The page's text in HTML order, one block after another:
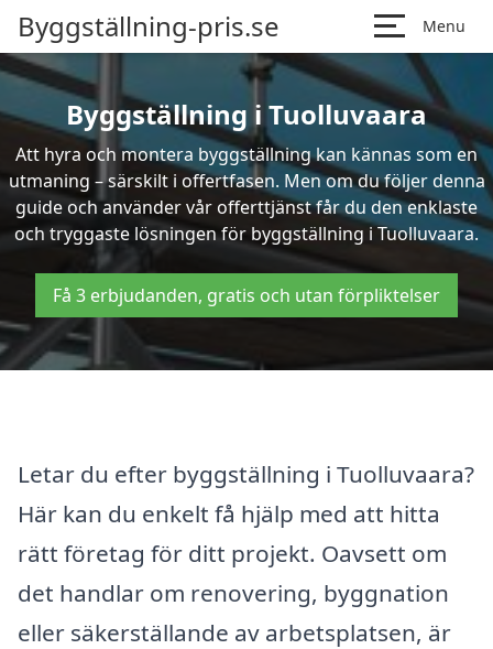
Byggställning-pris.se Menu
Byggställning i Tuolluvaara
Att hyra och montera byggställning kan kännas som en
utmaning – särskilt i offertfasen. Men om du följer denna
guide och använder vår offerttjänst får du den enklaste
och tryggaste lösningen för byggställning i Tuolluvaara.
Få 3 erbjudanden, gratis och utan förpliktelser
Letar du efter byggställning i Tuolluvaara?
Här kan du enkelt få hjälp med att hitta
rätt företag för ditt projekt. Oavsett om
det handlar om renovering, byggnation
eller säkerställande av arbetsplatsen, är